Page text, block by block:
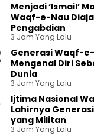
Menjadi ‘Ismail’
Waqf-e-Nau
Pengabdian
3 Jam Yang Lalu
Generasi Waqf-
Mengenal Diri
Dunia
3 Jam Yang Lalu
Ijtima Nasional
Lahirnya
yang Militan
3 Jam Yang Lalu